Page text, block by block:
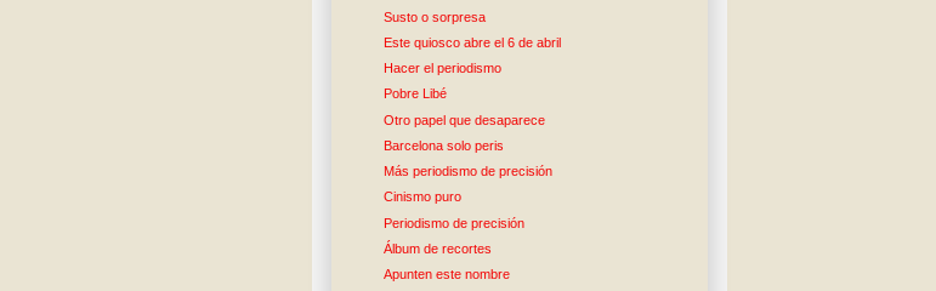
Susto o sorpresa
Este quiosco abre el 6 de abril
Hacer el periodismo
Pobre Libé
Otro papel que desaparece
Barcelona solo peris
Más periodismo de precisión
Cinismo puro
Periodismo de precisión
Álbum de recortes
Apunten este nombre